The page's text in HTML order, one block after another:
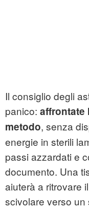
Il consiglio degli
panico: affrontate
metodo, senza
energie in sterili
passi azzardati e
documento. Una
aiuterà a ritrovare
scivolare verso un